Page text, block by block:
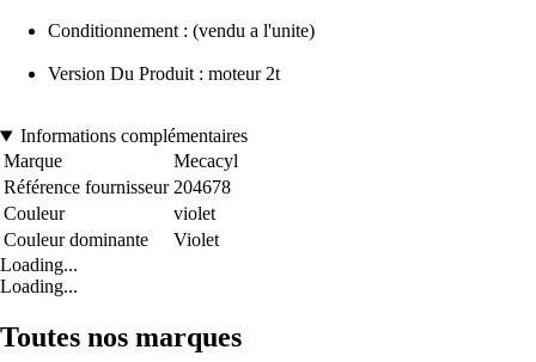
Conditionnement : (vendu a l'unite)
Version Du Produit : moteur 2t
Informations complémentaires
Marque
Mecacyl
Référence fournisseur 204678
Couleur
violet
Couleur dominante
Violet
Loading...
Loading...
Toutes nos marques